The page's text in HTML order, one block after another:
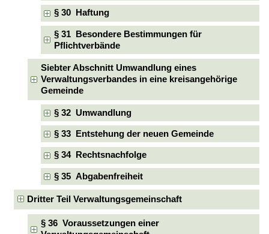
§ 30 Haftung
§ 31 Besondere Bestimmungen für
Pflichtverbände
Siebter Abschnitt Umwandlung eines
Verwaltungsverbandes in eine kreisangehörige
Gemeinde
§ 32 Umwandlung
§ 33 Entstehung der neuen Gemeinde
§ 34 Rechtsnachfolge
§ 35 Abgabenfreiheit
Dritter Teil Verwaltungsgemeinschaft
§ 36 Voraussetzungen einer